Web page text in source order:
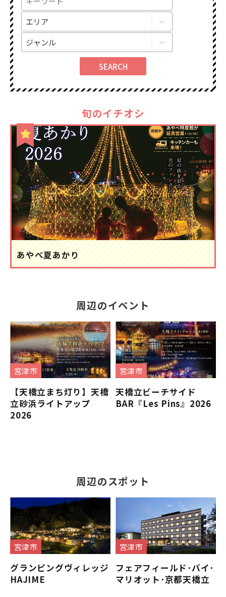
旬のイチオシ
あやべ夏あかり
周辺のイベント
宮津市
【天橋立まち灯り】天橋
立砂浜ライトアップ
2026
宮津市
天橋立ビーチサイド
BAR『Les Pins』2026
周辺のスポット
宮津市
グランピングヴィレッジ
HAJIME
宮津市
フェアフィールド･バイ･
マリオット･京都天橋立